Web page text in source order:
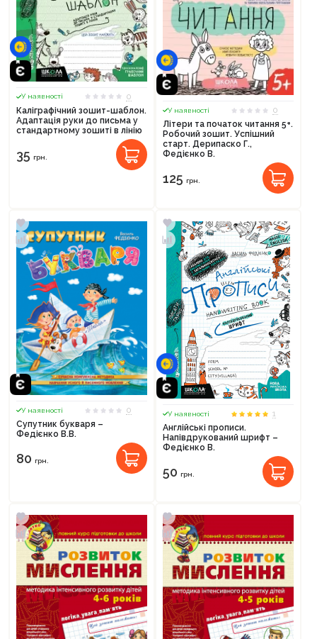
У наявності
0
Каліграфічний зошит-шаблон.
Адаптація руки до письма у
стандартному зошиті в лінію
35 грн.
У наявності
0
Літери та початок читання 5+.
Робочий зошит. Успішний
старт. Дерипаско Г.,
Федієнко В.
125 грн.
У наявності
0
Супутник букваря –
Федієнко В.В.
80 грн.
У наявності
1
Англійські прописи.
Напівдрукований шрифт –
Федієнко В.
50 грн.